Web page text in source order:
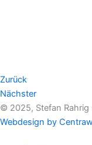
Zurück
Nächster
© 2025, Stefan Rahrig
Webdesign by